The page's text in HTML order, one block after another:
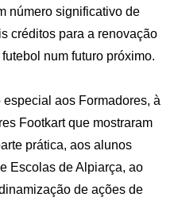
número significativo de
créditos para a renovação
num futuro próximo.
especial aos Formadores, à
Footkart que mostraram
prática, aos alunos
Escolas de Alpiarça, ao
de ações de